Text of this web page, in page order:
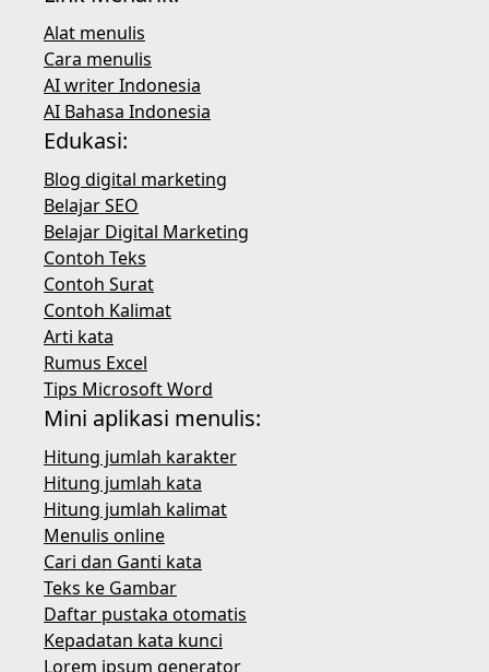
Alat menulis
Cara menulis
AI writer Indonesia
AI Bahasa Indonesia
Edukasi:
Blog digital marketing
Belajar SEO
Belajar Digital Marketing
Contoh Teks
Contoh Surat
Contoh Kalimat
Arti kata
Rumus Excel
Tips Microsoft Word
Mini aplikasi menulis:
Hitung jumlah karakter
Hitung jumlah kata
Hitung jumlah kalimat
Menulis online
Cari dan Ganti kata
Teks ke Gambar
Daftar pustaka otomatis
Kepadatan kata kunci
Lorem ipsum generator